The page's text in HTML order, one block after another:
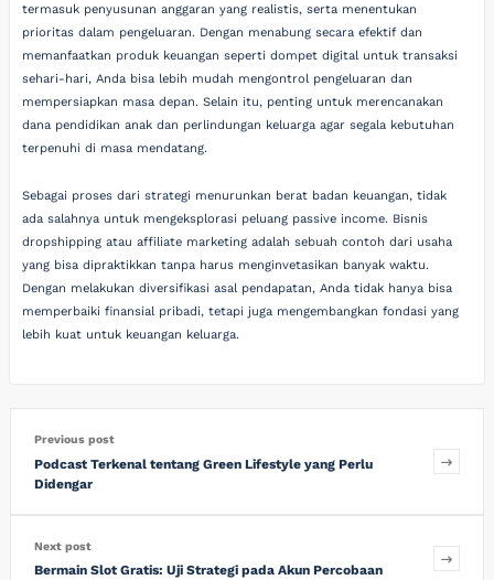
termasuk penyusunan anggaran yang realistis, serta menentukan
prioritas dalam pengeluaran. Dengan menabung secara efektif dan
memanfaatkan produk keuangan seperti dompet digital untuk transaksi
sehari-hari, Anda bisa lebih mudah mengontrol pengeluaran dan
mempersiapkan masa depan. Selain itu, penting untuk merencanakan
dana pendidikan anak dan perlindungan keluarga agar segala kebutuhan
terpenuhi di masa mendatang.
Sebagai proses dari strategi menurunkan berat badan keuangan, tidak
ada salahnya untuk mengeksplorasi peluang passive income. Bisnis
dropshipping atau affiliate marketing adalah sebuah contoh dari usaha
yang bisa dipraktikkan tanpa harus menginvetasikan banyak waktu.
Dengan melakukan diversifikasi asal pendapatan, Anda tidak hanya bisa
memperbaiki finansial pribadi, tetapi juga mengembangkan fondasi yang
lebih kuat untuk keuangan keluarga.
Previous post
Podcast Terkenal tentang Green Lifestyle yang Perlu
Didengar
Next post
Bermain Slot Gratis: Uji Strategi pada Akun Percobaan